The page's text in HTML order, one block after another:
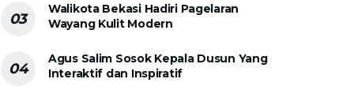
Walikota Bekasi Hadiri Pagelaran
Wayang Kulit Modern
Agus Salim Sosok Kepala Dusun Yang
Interaktif dan Inspiratif